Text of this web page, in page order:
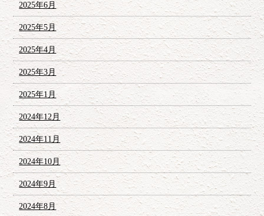
2025年6月
2025年5月
2025年4月
2025年3月
2025年1月
2024年12月
2024年11月
2024年10月
2024年9月
2024年8月